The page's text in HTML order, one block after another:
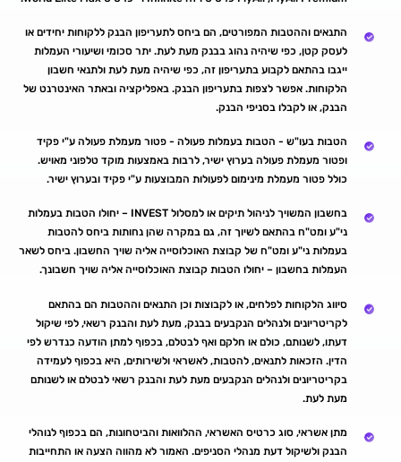
התנאים וההטבות המפורטים, הם ביחס לתעריפון הבנק ללקוחות יחידים או
לעסק קטן, כפי שיהיה נהוג בבנק מעת לעת. יתר סכומי ושיעורי העמלות
ייגבו בהתאם לקבוע בתעריפון זה, כפי שיהיה מעת לעת ולתנאי חשבון
הלקוחות. אפשר לצפות בתעריפון הבנק. באפליקציה ובאתר האינטרנט של
הבנק, או לקבלו בסניפי הבנק.
הטבות בעו"ש - הטבות בעמלות פעולה - פטור מעמלת פעולה ע"י פקיד
ופטור מעמלת פעולה בערוץ ישיר, לרבות באמצעות מוקד טלפוני מאויש.
כולל פטור מעמלת מינימום לפעולות המבוצעות ע"י פקיד ובערוץ ישיר.
בחשבון המשויך לניהול תיקים או למסלול INVEST – יחולו הטבות בעמלות
ני"ע ומט"ח בהתאם לשיוך זה, גם במקרה שהן נחותות ביחס להטבות
בעמלות ני"ע ומט"ח של קבוצת האוכלוסייה אליה שויך החשבון. ביחס לשאר
העמלות בחשבון – יחולו הטבות קבוצת האוכלוסייה אליה שויך חשבונך.
סיווג הלקוחות לפלחים, או לקבוצות וכן התנאים וההטבות הם בהתאם
לקריטריונים ולנהלים הנקבעים בבנק, מעת לעת והבנק רשאי, לפי שיקול
דעתו, לשנותם, כולם או חלקם ואף לבטלם, בכפוף למתן הודעה כנדרש לפי
הדין. הזכאות לתנאים, להטבות, לאשראי ולשירותים, היא בכפוף לעמידה
בקריטריונים ולנהלים הנקבעים מעת לעת והבנק רשאי לבטלם או לשנותם
מעת לעת.
מתן אשראי, סוג כרטיס האשראי, ההלוואות והביטחונות, הם בכפוף לנוהלי
הבנק ולשיקול דעת מנהלי הסניפים. האמור לא מהווה הצעה או התחייבות